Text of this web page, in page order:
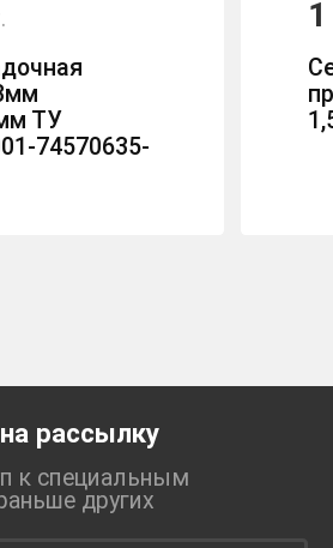
ТУ
74570635-
рассылку
к специальным
других